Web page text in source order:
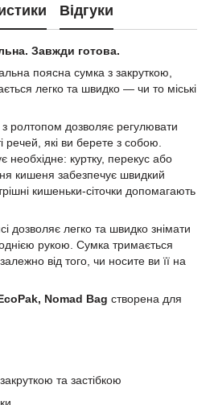
Відгуки
Завжди готова.
поясна сумка з закруткою,
легко та швидко — чи то міські
ролтопом дозволяє регулювати
речей, які ви берете з собою.
необхідне: куртку, перекус або
кишеня забезпечує швидкий
кишеньки-сіточки допомагають
дозволяє легко та швидко знімати
рукою. Сумка тримається
від того, чи носите ви її на
Nomad Bag створена для
та застібкою